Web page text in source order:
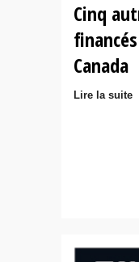
Cinq
Canada
Lire la suite